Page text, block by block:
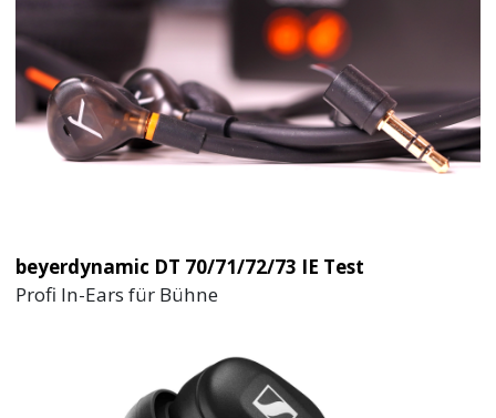
beyerdynamic DT 70/71/72/73 IE Test
Profi In-Ears für Bühne